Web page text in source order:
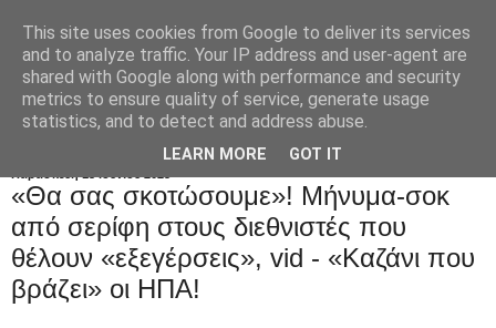
«Θα σας σκοτώσουμε»! Μήνυμα-σοκ
από σερίφη στους διεθνιστές που
θέλουν «εξεγέρσεις», vid - «Καζάνι που
βράζει» οι ΗΠΑ!
This site uses cookies from Google to deliver its services
and to analyze traffic. Your IP address and user-agent are
shared with Google along with performance and security
metrics to ensure quality of service, generate usage
statistics, and to detect and address abuse.
LEARN MORE GOT IT